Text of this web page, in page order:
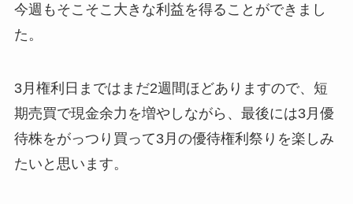
今週もそこそこ大きな利益を得ることができまし
た。
3月権利日まではまだ2週間ほどありますので、短
期売買で現金余力を増やしながら、最後には3月優
待株をがっつり買って3月の優待権利祭りを楽しみ
たいと思います。